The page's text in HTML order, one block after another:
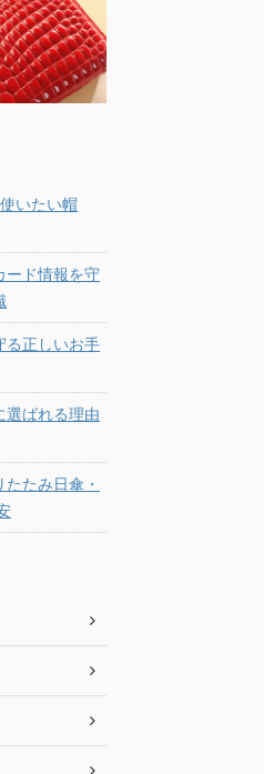
いたい帽
ード情報を守
る正しいお手
選ばれる理由
たみ日傘・